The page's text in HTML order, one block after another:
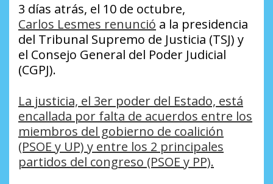
3 días atrás, el 10 de octubre,
Carlos Lesmes renunció a la presidencia
del Tribunal Supremo de Justicia (TSJ) y
el Consejo General del Poder Judicial
(CGPJ).
La justicia, el 3er poder del Estado, está
encallada por falta de acuerdos entre los
miembros del gobierno de coalición
(PSOE y UP) y entre los 2 principales
partidos del congreso (PSOE y PP).